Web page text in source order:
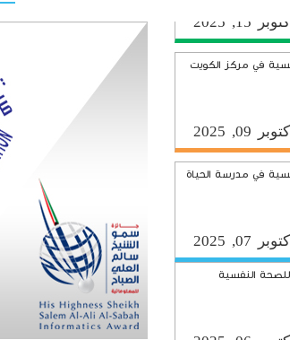
في مركز الكويت
في مدرسة الحياة
النفسية